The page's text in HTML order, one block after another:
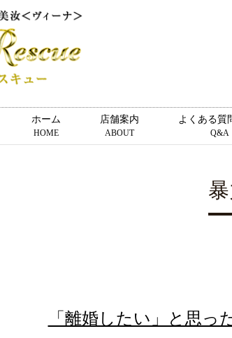
ホーム
HOME
店舗案内
ABOUT
よくある質
Q&A
「離婚したい」と思